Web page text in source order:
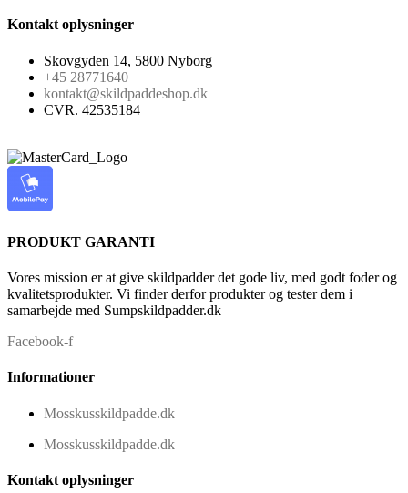
Kontakt oplysninger
Skovgyden 14, 5800 Nyborg
+45 28771640
kontakt@skildpaddeshop.dk
CVR. 42535184
PRODUKT GARANTI
Vores mission er at give skildpadder det gode liv, med godt foder og
kvalitetsprodukter. Vi finder derfor produkter og tester dem i
samarbejde med Sumpskildpadder.dk
Facebook-f
Informationer
Mosskusskildpadde.dk
Mosskusskildpadde.dk
Kontakt oplysninger